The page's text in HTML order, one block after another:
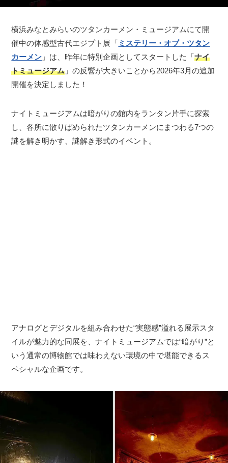
横浜みなとみらいのツタンカーメン・ミュージアムにて開
催中の体感型古代エジプト展「 ミステリー・オブ・ツタン
カーメン 」は、昨年に特別企画としてスタートした「ナイ
トミュージアム 」の反響が大きいことから2026年3月の追加
開催を決定しました！
ナイトミュージアムは暗がりの館内をランタン片手に探索
し、各所に散りばめられたツタンカーメンにまつわる7つの
謎を解き明かす、謎解き形式のイベント。
アナログとデジタルを組み合わせた“実態感”溢れる展示スタ
イルが魅力的な同展を、ナイトミュージアムでは“暗がり”と
いう通常の博物館では味わえない環境の中で堪能できるス
ペシャルな企画です。